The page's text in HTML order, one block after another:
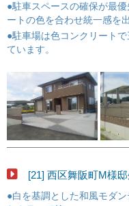
●駐車スペースの確保が最
ートの色を合わせ統一感を
●駐車場は色コンクリート
ています。
[21] 西区舞阪町M様
●白を基調とした和風モダ